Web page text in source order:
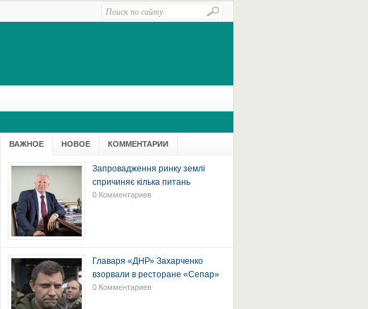
ВАЖНОЕ НОВОЕ КОММЕНТАРИИ
Запровадження ринку землі
спричиняє кілька питань
0 Комментариев
Главаря «ДНР» Захарченко
взорвали в ресторане «Сепар»
0 Комментариев